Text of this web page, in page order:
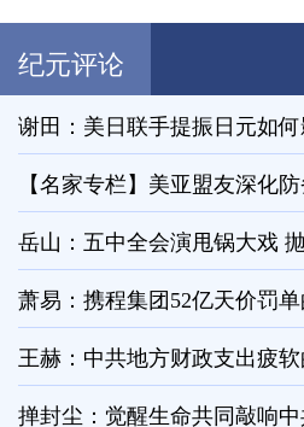
纪元评论
谢田：美日联手提振日元如
【名家专栏】美亚盟友深化
岳山：五中全会演甩锅大戏
萧易：携程集团52亿天价罚
王赫：中共地方财政支出疲
掸封尘：觉醒生命共同敲响